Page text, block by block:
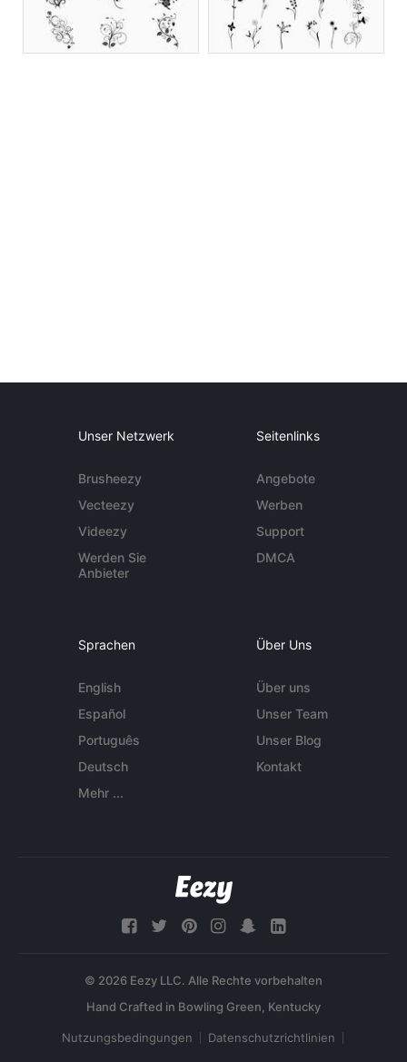
Unser Netzwerk
Brusheezy
Vecteezy
Videezy
Werden Sie
Anbieter
Seitenlinks
Angebote
Werben
Support
DMCA
Sprachen
English
Español
Português
Deutsch
Mehr ...
Über Uns
Über uns
Unser Team
Unser Blog
Kontakt
© 2026 Eezy LLC. Alle Rechte vorbehalten
Nutzungsbedingungen Datenschutzrichtlinien